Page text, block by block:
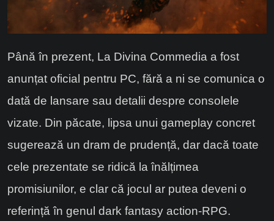
Până în prezent, La Divina Commedia a fost
anunțat oficial pentru PC, fără a ni se comunica o
dată de lansare sau detalii despre consolele
vizate. Din păcate, lipsa unui gameplay concret
sugerează un dram de prudență, dar dacă toate
cele prezentate se ridică la înălțimea
promisiunilor, e clar că jocul ar putea deveni o
referință în genul dark fantasy action-RPG.